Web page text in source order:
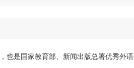
也是国家教育部、新闻出版总署优秀外